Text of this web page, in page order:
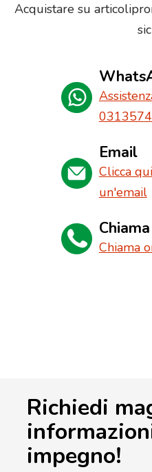
Acquistare su
Email
Clicca
un'email
Chiama
Chiama
Richiedi
impegno!